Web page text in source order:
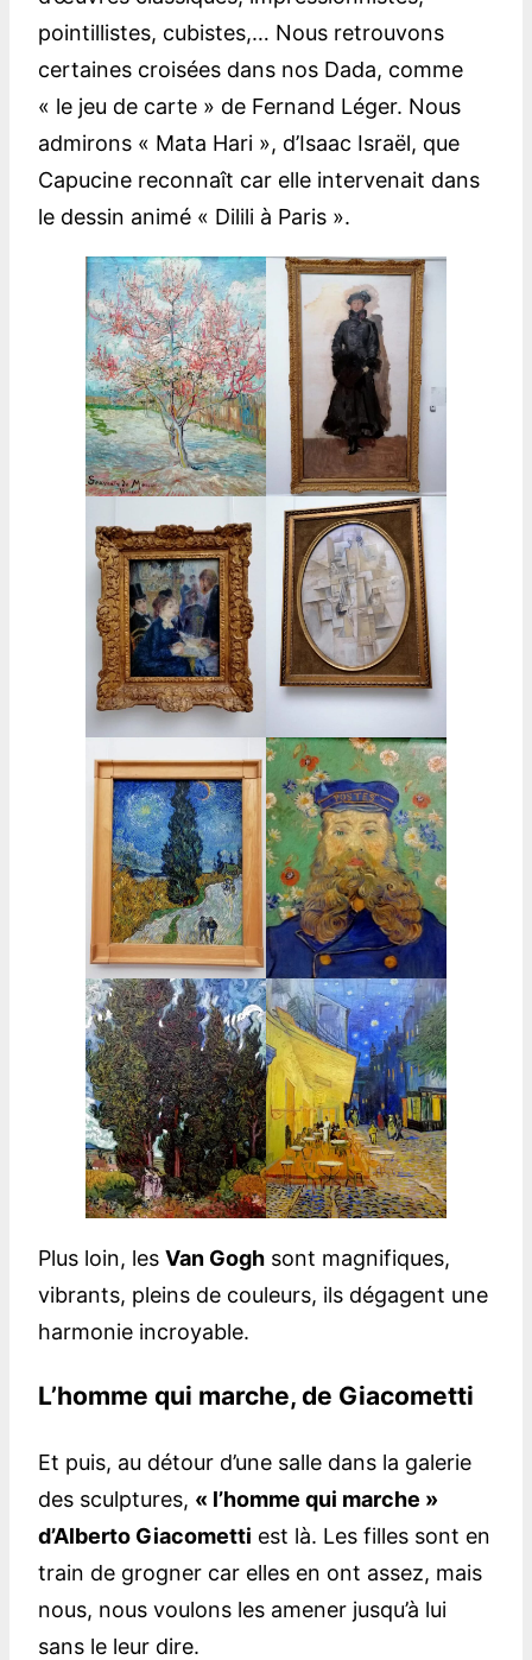
pointillistes, cubistes,… Nous retrouvons
certaines croisées dans nos Dada, comme
« le jeu de carte » de Fernand Léger. Nous
admirons « Mata Hari », d’Isaac Israël, que
Capucine reconnaît car elle intervenait dans
le dessin animé « Dilili à Paris ».
Plus loin, les Van Gogh sont magnifiques,
vibrants, pleins de couleurs, ils dégagent une
harmonie incroyable.
L’homme qui marche, de Giacometti
Et puis, au détour d’une salle dans la galerie
des sculptures, « l’homme qui marche »
d’Alberto Giacometti est là. Les filles sont en
train de grogner car elles en ont assez, mais
nous, nous voulons les amener jusqu’à lui
sans le leur dire.